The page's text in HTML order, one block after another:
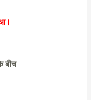
बीच